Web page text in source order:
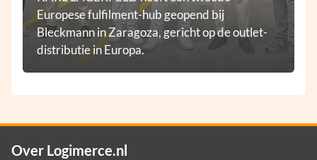
Europese fulfilment-hub geopend bij
Bleckmann in Zaragoza, gericht op de outlet-
distributie in Europa.
Over Logimerce.nl